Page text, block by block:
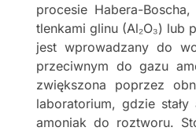
procesie Habera-
tlenkami glinu (Al₂O₃) lub
jest wprowadzany do
przeciwnym do gazu
zwiększona poprzez
laboratorium, gdzie
amoniak do roztworu.